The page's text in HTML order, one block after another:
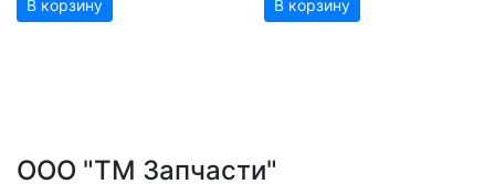
В корзину В корзину
ООО "ТМ Запчасти"